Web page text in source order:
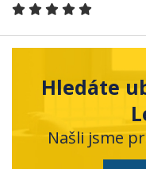
Hledáte
Našli jsme